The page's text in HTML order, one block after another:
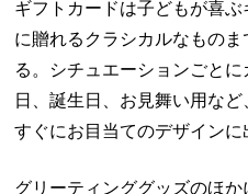
ギフトカードは子どもが喜
に贈れるクラシカルなもの
る。シチュエーションごと
日、誕生日、お見舞い用な
すぐにお目当てのデザインに
グリーティンググッズのほ